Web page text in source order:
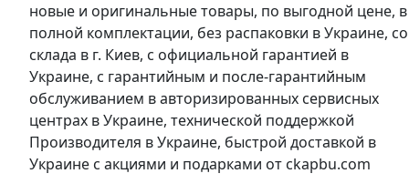
новые и оригинальные товары, по выгодной цене, в
полной комплектации, без распаковки в Украине, со
склада в г. Киев, с официальной гарантией в
Украине, с гарантийным и после-гарантийным
обслуживанием в авторизированных сервисных
центрах в Украине, технической поддержкой
Производителя в Украине, быстрой доставкой в
Украине с акциями и подарками от ckapbu.com